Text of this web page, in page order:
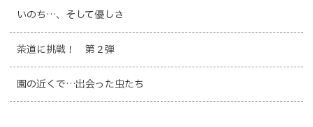
いのち…、そして優しさ
茶道に挑戦！ 第２弾
園の近くで…出会った虫たち